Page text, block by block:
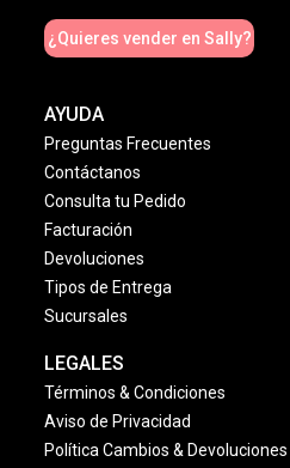
¿Quieres vender en Sally?
AYUDA
Preguntas Frecuentes
Contáctanos
Consulta tu Pedido
Facturación
Devoluciones
Tipos de Entrega
Sucursales
LEGALES
Términos & Condiciones
Aviso de Privacidad
Política Cambios & Devoluciones